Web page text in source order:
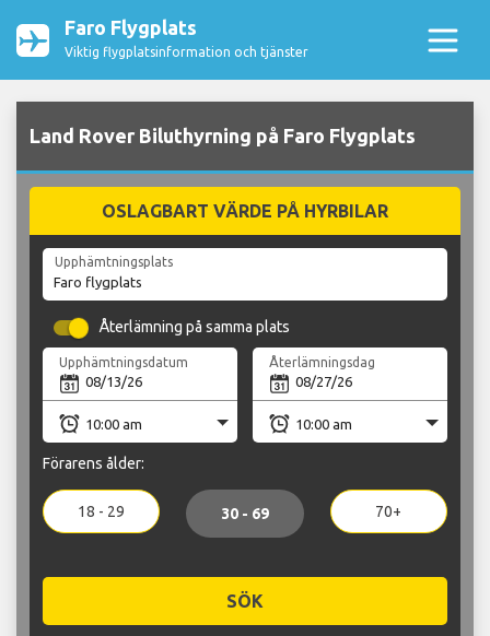
Faro Flygplats
Viktig flygplatsinformation och tjänster
Land Rover Biluthyrning på Faro Flygplats
OSLAGBART VÄRDE PÅ HYRBILAR
Upphämtningsplats
Återlämning på samma plats
Upphämtningsdatum Återlämningsdag
Förarens ålder:
18 - 29 30 - 69 70+
SÖK